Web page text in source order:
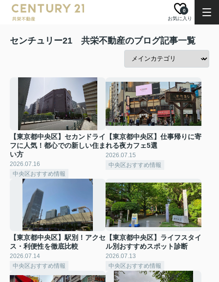
お気に入り
0
センチュリー21 共栄不動産のブログ記事一覧
【東京都中央区】セカンドライ
フに人気！都心での新しい住ま
い方
2026.07.16
中央区おすすめ情報
【東京都中央区】仕事帰りに寄
れる夜カフェ5選
2026.07.15
中央区おすすめ情報
【東京都中央区】駅別！アクセ
ス・利便性を徹底比較
2026.07.14
中央区おすすめ情報
【東京都中央区】ライフスタイ
ル別おすすめスポット診断
2026.07.13
中央区おすすめ情報